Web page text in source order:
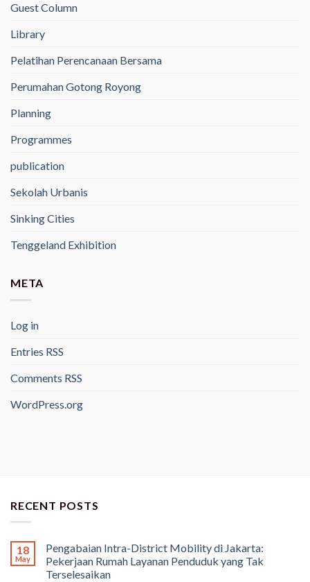
Guest Column
Library
Pelatihan Perencanaan Bersama
Perumahan Gotong Royong
Planning
Programmes
publication
Sekolah Urbanis
Sinking Cities
Tenggeland Exhibition
META
Log in
Entries RSS
Comments RSS
WordPress.org
RECENT POSTS
18
May
Pengabaian Intra-District Mobility di Jakarta:
Pekerjaan Rumah Layanan Penduduk yang Tak
Terselesaikan